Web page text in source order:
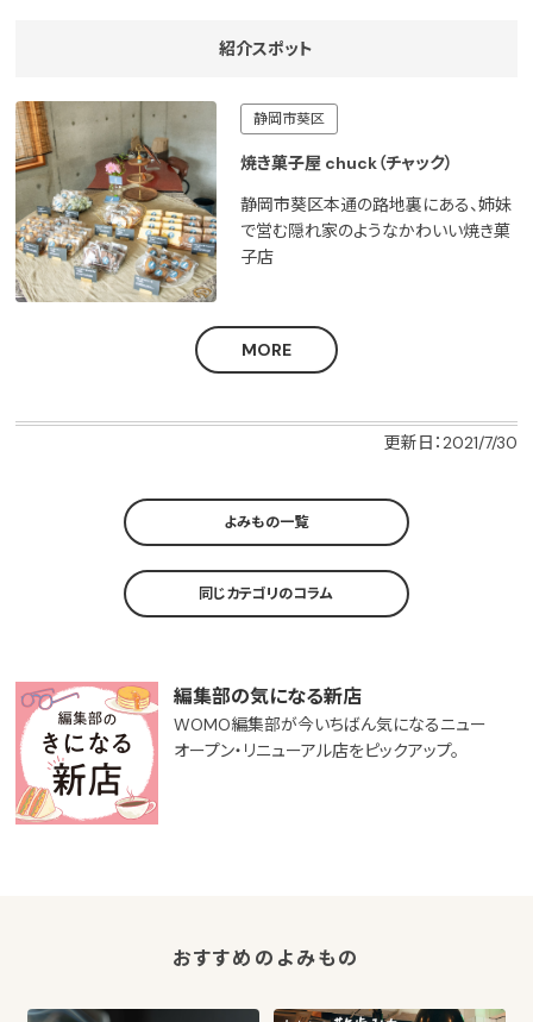
紹介スポット
静岡市葵区
焼き菓子屋 chuck（チャック）
静岡市葵区本通の路地裏にある、姉妹
で営む隠れ家のようなかわいい焼き菓
子店
MORE
更新日：2021/7/30
よみもの一覧
同じカテゴリのコラム
編集部の気になる新店
WOMO編集部が今いちばん気になるニュー
オープン・リニューアル店をピックアップ。
おすすめのよみもの